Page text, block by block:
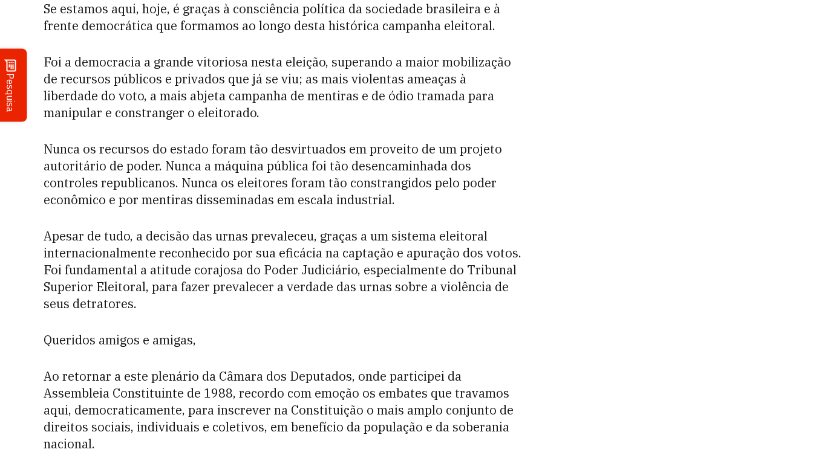
Pesquisa
Se estamos aqui, hoje, é graças à consciência política da sociedade brasileira e à
frente democrática que formamos ao longo desta histórica campanha eleitoral.
Foi a democracia a grande vitoriosa nesta eleição, superando a maior mobilização
de recursos públicos e privados que já se viu; as mais violentas ameaças à
liberdade do voto, a mais abjeta campanha de mentiras e de ódio tramada para
manipular e constranger o eleitorado.
Nunca os recursos do estado foram tão desvirtuados em proveito de um projeto
autoritário de poder. Nunca a máquina pública foi tão desencaminhada dos
controles republicanos. Nunca os eleitores foram tão constrangidos pelo poder
econômico e por mentiras disseminadas em escala industrial.
Apesar de tudo, a decisão das urnas prevaleceu, graças a um sistema eleitoral
internacionalmente reconhecido por sua eficácia na captação e apuração dos votos.
Foi fundamental a atitude corajosa do Poder Judiciário, especialmente do Tribunal
Superior Eleitoral, para fazer prevalecer a verdade das urnas sobre a violência de
seus detratores.
Queridos amigos e amigas,
Ao retornar a este plenário da Câmara dos Deputados, onde participei da
Assembleia Constituinte de 1988, recordo com emoção os embates que travamos
aqui, democraticamente, para inscrever na Constituição o mais amplo conjunto de
direitos sociais, individuais e coletivos, em benefício da população e da soberania
nacional.